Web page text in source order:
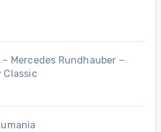
– Mercedes Rundhauber –
Classic